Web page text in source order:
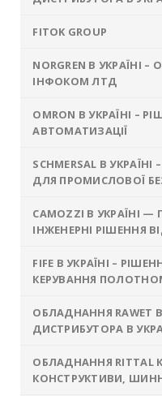
FITOK GROUP
NORGREN В УКРАЇНІ
ІНФОКОМ ЛТД
OMRON В УКРАЇНІ –
АВТОМАТИЗАЦІЇ
SCHMERSAL В
ДЛЯ ПРОМИСЛОВОЇ
CAMOZZI В УКРАЇНІ
ІНЖЕНЕРНІ РІШЕННЯ
FIFE В УКРАЇНІ –
КЕРУВАННЯ
ОБЛАДНАННЯ RAWET
ДИСТРИБУТОРА В
ОБЛАДНАННЯ RITTAL
КОНСТРУКТИВИ,